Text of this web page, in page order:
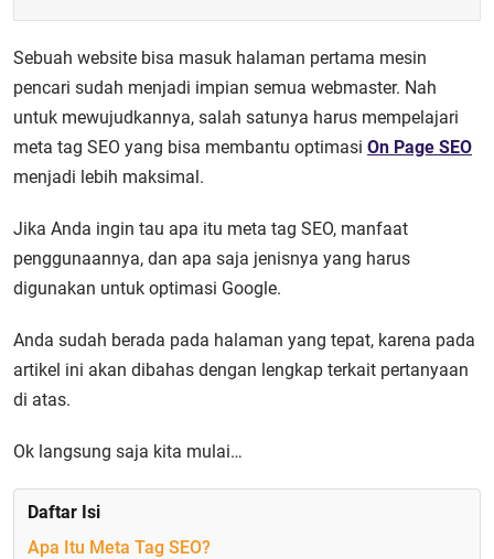
Sebuah website bisa masuk halaman pertama mesin
pencari sudah menjadi impian semua webmaster. Nah
untuk mewujudkannya, salah satunya harus mempelajari
meta tag SEO yang bisa membantu optimasi On Page SEO
menjadi lebih maksimal.
Jika Anda ingin tau apa itu meta tag SEO, manfaat
penggunaannya, dan apa saja jenisnya yang harus
digunakan untuk optimasi Google.
Anda sudah berada pada halaman yang tepat, karena pada
artikel ini akan dibahas dengan lengkap terkait pertanyaan
di atas.
Ok langsung saja kita mulai…
Daftar Isi
Apa Itu Meta Tag SEO?